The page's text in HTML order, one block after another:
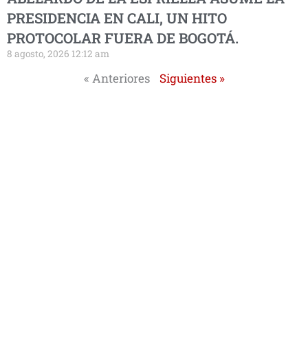
PRESIDENCIA EN CALI, UN HITO
PROTOCOLAR FUERA DE BOGOTÁ.
8 agosto, 2026 12:12 am
« Anteriores Siguientes »